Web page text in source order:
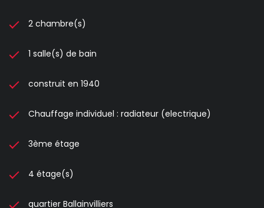
2 chambre(s)
1 salle(s) de bain
construit en 1940
Chauffage individuel : radiateur (electrique)
3ème étage
4 étage(s)
quartier Ballainvilliers